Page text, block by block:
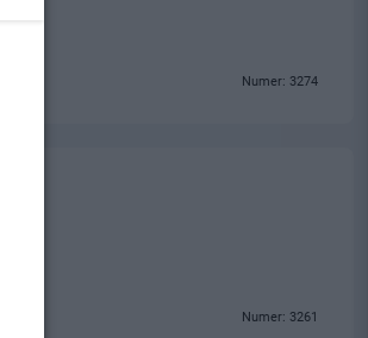
Numer: 3274
Numer: 3261